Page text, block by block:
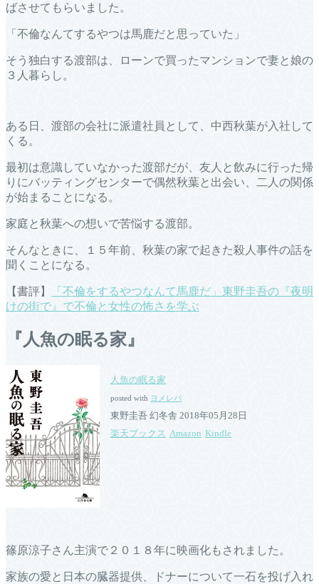
ばさせてもらいました。
「不倫なんてするやつは馬鹿だと思っていた」
そう独白する渡部は、ローンで買ったマンションで妻と娘の
３人暮らし。
ある日、渡部の会社に派遣社員として、中西秋葉が入社して
くる。
最初は意識していなかった渡部だが、友人と飲みに行った帰
りにバッティングセンターで偶然秋葉と出会い、二人の関係
が始まることになる。
家庭と秋葉への想いで苦悩する渡部。
そんなときに、１５年前、秋葉の家で起きた殺人事件の話を
聞くことになる。
【書評】
「不倫をするやつなんて馬鹿だ」東野圭吾の『夜明
けの街で』で不倫と女性の怖さを学ぶ
『人魚の眠る家』
人魚の眠る家
posted with ヨメレバ
東野圭吾 幻冬舎 2018年05月28日
楽天ブックス Amazon Kindle
篠原涼子さん主演で２０１８年に映画化もされました。
家族の愛と日本の臓器提供、ドナーについて一石を投げ入れ